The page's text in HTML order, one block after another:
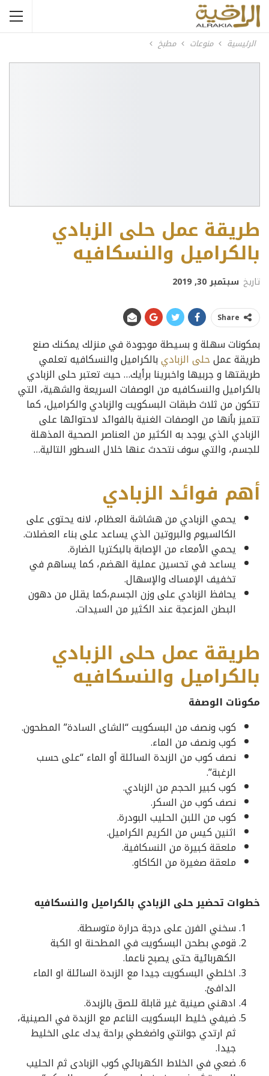
الرئيسية منوعات مطبخ
طريقة عمل حلى الزبادي
بالكراميل والنسكافيه
تاريخ سبتمبر 30, 2019
Share
بمكونات سهلة و بسيطة موجودة في منزلك يمكنك صنع
طريقة عملحلى الزباديبالكراميل والنسكافيه تعلمي
طريقتها و جربيها واخبرينا برأيك… حيث تعتبر حلى الزبادي
بالكراميل والنسكافيه من الوصفات السريعة والشهية، التي
تتكون من ثلاث طبقات البسكويت والزبادي والكراميل، كما
تتميز بأنها من الوصفات الغنية بالفوائد لاحتوائها على
الزبادي الذي يوجد به الكثير من العناصر الصحية المذهلة
للجسم، والتي سوف نتحدث عنها خلال السطور التالية…
أهم فوائد الزبادي
يحمي الزبادي من هشاشة العظام، لانه يحتوى على
الكالسيوم والبروتين الذي يساعد على بناء العضلات.
يحمي الأمعاء من الإصابة بالبكتريا الضارة.
يساعد في تحسين عملية الهضم، كما يساهم في
تخفيف الإمساك والإسهال.
يحافظ الزبادي على وزن الجسم،كما يقلل من دهون
البطن المزعجة عند الكثير من السيدات.
طريقة عمل حلى الزبادي
بالكراميل والنسكافيه
مكونات الوصفة
كوب ونصف من البسكويت “الشاى السادة” المطحون.
كوب ونصف من الماء.
نصف كوب من الزبدة السائلة أو الماء “على حسب
الرغبة”.
كوب كبير الحجم من الزبادي.
نصف كوب من السكر.
كوب من اللبن الحليب البودرة.
اثنين كيس من الكريم الكراميل.
ملعقة كبيرة من النسكافية.
ملعقة صغيرة من الكاكاو.
خطوات تحضير حلى الزبادي بالكراميل والنسكافيه
سخني الفرن على درجة حرارة متوسطة.
قومي بطحن البسكويت في المطحنة او الكبة
الكهربائية حتى يصبح ناعما.
اخلطي البسكويت جيدا مع الزبدة السائلة او الماء
الدافئ.
ادهني صينية غير قابلة للصق بالزبدة.
ضيفي خليط البسكويت الناعم مع الزبدة في الصينية،
ثم ارتدي جوانتي واضغطي براحة يدك على الخليط
جيدا.
ضعي في الخلاط الكهربائي كوب الزبادى ثم الحليب